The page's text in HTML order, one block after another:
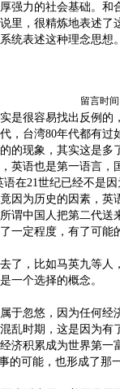
强力的社会基础。和
里，很精炼地表述了
统表述这种理念思想
留言时间
是很容易找出反例的
，台湾80年代都有过
的现象，其实这是多
英语也是第一语言，
语在21世纪已经不是
因为历史的因素，英
谓中国人把第二代送
一定程度，有了可能
了，比如马英九等人
一个选择的概念。
于忽悠，因为任何经
乱时期，这是因为有
济积累成为世界第一
的可能，也形成了那